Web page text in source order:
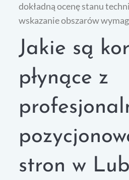
dokładną ocenę stanu
wskazanie obszarów
Jakie są
płynące z
stron w